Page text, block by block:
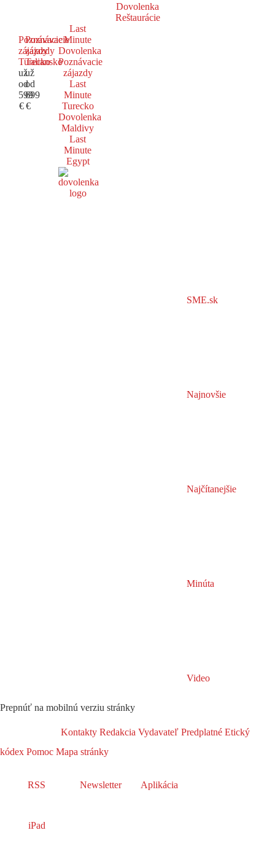
Dovolenka
Reštaurácie
Poznávacie
zájazdy
Turecko
už
od
599
€
Poznávacie
zájazdy
Taliansko
už
od
699
€
Last
Minute
Dovolenka
Poznávacie
zájazdy
Last
Minute
Turecko
Dovolenka
Maldivy
Last
Minute
Egypt
SME.sk
Najnovšie
Najčítanejšie
Minúta
Video
Prepnúť na mobilnú verziu stránky
Kontakty Redakcia Vydavateľ Predplatné Etický
kódex Pomoc Mapa stránky
RSS Newsletter Aplikácia
iPad